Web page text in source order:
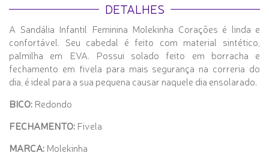
DETALHES
A Sandália Infantil Feminina Molekinha Corações é linda e
confortável. Seu cabedal é feito com material sintético,
palmilha em EVA. Possui solado feito em borracha e
fechamento em fivela para mais segurança na correria do
dia, é ideal para a sua pequena causar naquele dia ensolarado.
BICO: Redondo
FECHAMENTO: Fivela
MARCA: Molekinha